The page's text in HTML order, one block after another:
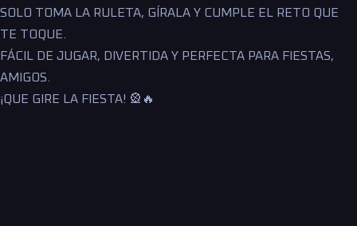
SOLO TOMA LA RULETA, GÍRALA Y CUMPLE EL RETO QUE
TE TOQUE.
FÁCIL DE JUGAR, DIVERTIDA Y PERFECTA PARA FIESTAS,
AMIGOS.
¡QUE GIRE LA FIESTA! 🎡🔥